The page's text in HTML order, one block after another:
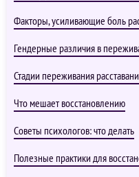
Факторы, усиливающие боль
Гендерные различия в
Стадии переживания
Что мешает восстановлению
Советы психологов: что делать
Полезные практики для